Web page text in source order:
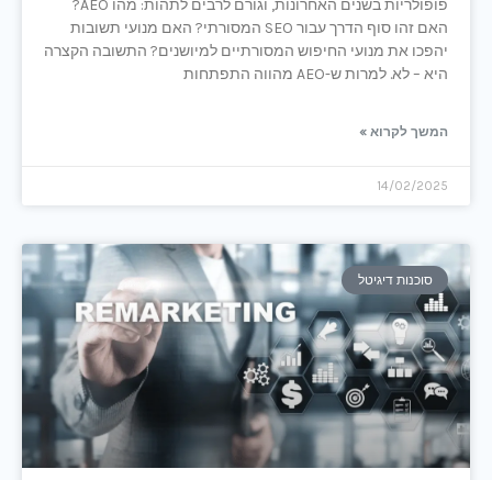
פופולריות בשנים האחרונות, וגורם לרבים לתהות: מהו AEO?
האם זהו סוף הדרך עבור SEO המסורתי? האם מנועי תשובות
יהפכו את מנועי החיפוש המסורתיים למיושנים? התשובה הקצרה
היא – לא. למרות ש-AEO מהווה התפתחות
המשך לקרוא »
14/02/2025
סוכנות דיגיטל